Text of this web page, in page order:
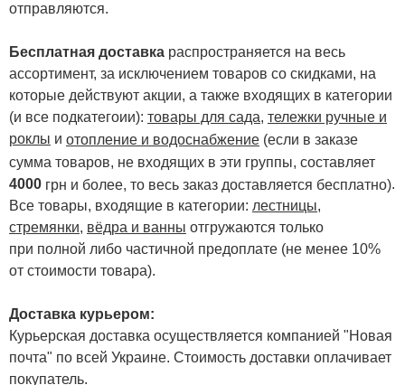
отправляются.
Бесплатная доставка распространяется на весь
ассортимент, за исключением товаров со скидками, на
которые действуют акции, а также входящих в категории
(и все подкатегоии): товары для сада, тележки ручные и
роклы и отопление и водоснабжение (если в заказе
сумма товаров, не входящих в эти группы, составляет
4000 грн и более, то весь заказ доставляется бесплатно).
Все товары, входящие в категории: лестницы,
стремянки, вёдра и ванны отгружаются только
при полной либо частичной предоплате (не менее 10%
от стоимости товара).
Доставка курьером:
Курьерская доставка осуществляется компанией "Новая
почта" по всей Украине. Стоимость доставки оплачивает
покупатель.